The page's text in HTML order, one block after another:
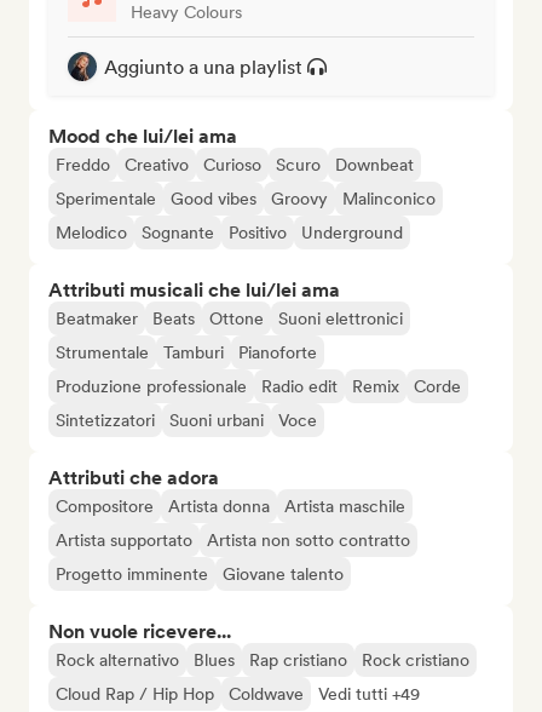
Heavy Colours
Aggiunto a una playlist
Mood che lui/lei ama
Freddo Creativo Curioso Scuro
Downbeat
Sperimentale
Good vibes Groovy
Malinconico
Melodico
Sognante Positivo Underground
Attributi musicali che lui/lei ama
Beatmaker Beats Ottone
Suoni elettronici
Strumentale
Tamburi
Pianoforte
Produzione professionale
Radio edit Remix
Corde
Sintetizzatori
Suoni urbani Voce
Attributi che adora
Compositore Artista donna
Artista maschile
Artista supportato
Artista non sotto contratto
Progetto imminente
Giovane talento
Non vuole ricevere...
Rock alternativo Blues Rap cristiano
Rock cristiano
Cloud Rap / Hip Hop
Coldwave Vedi tutti +49